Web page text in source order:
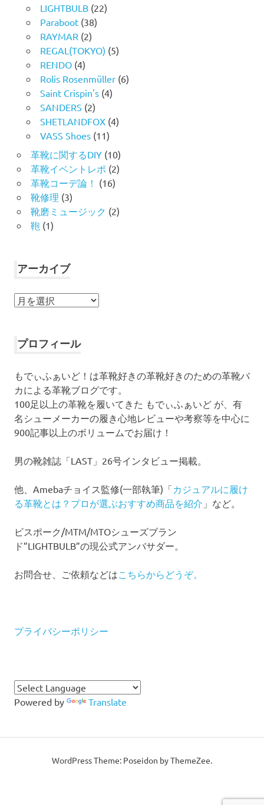
LIGHTBULB(22)
Paraboot(38)
RAYMAR (2)
REGAL(TOKYO) (5)
RENDO(4)
Rolis Rosenmüller(6)
Saint Crispin's(4)
SANDERS (2)
SHETLANDFOX(4)
VASS Shoes(11)
革靴に関するDIY(10)
革靴イベントレポ (2)
革靴コーデ論！ (16)
靴修理 (3)
靴磨ミュージック (2)
鞄 (1)
アーカイブ
ア
イ
プロフィール
もでぃふぁいど！は革靴好きの革靴好きのための革靴バ
カによる革靴ブログです。
100足以上の革靴を履いてきた もでぃふぁいど が、有
名シューメーカーの履き心地レビューや考察等を中心に
900記事以上のボリュームでお届け！
男の靴雑誌「LAST」26号インタビュー掲載。
他、Amebaチョイス監修(一部執筆)「カジュアルに履け
る革靴とは？プロが選ぶおすすめ商品を紹介 」など。
ビスポーク/MTM/MTOシューズブラン
ド”LIGHTBULB”の現公式アンバサダー。
お問合せ、ご依頼などは こちらからどうぞ。
プライバシーポリシー
Powered by Translate
WordPress Theme: Poseidon by ThemeZee.